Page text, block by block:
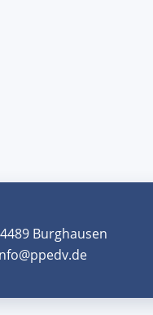
Burghausen